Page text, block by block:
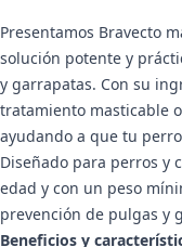
Presentamos Bravecto
solución potente y
y garrapatas. Con su
tratamiento masticable
ayudando a que tu
Diseñado para perros y
edad y con un peso
prevención de pulgas y
Beneficios y